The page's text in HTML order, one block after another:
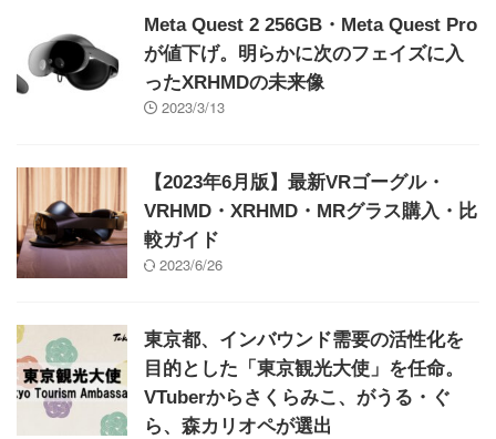
Meta Quest 2 256GB・Meta Quest Pro
が値下げ。明らかに次のフェイズに入
ったXRHMDの未来像
2023/3/13
【2023年6月版】最新VRゴーグル・
VRHMD・XRHMD・MRグラス購入・比
較ガイド
2023/6/26
東京都、インバウンド需要の活性化を
目的とした「東京観光大使」を任命。
VTuberからさくらみこ、がうる・ぐ
ら、森カリオペが選出